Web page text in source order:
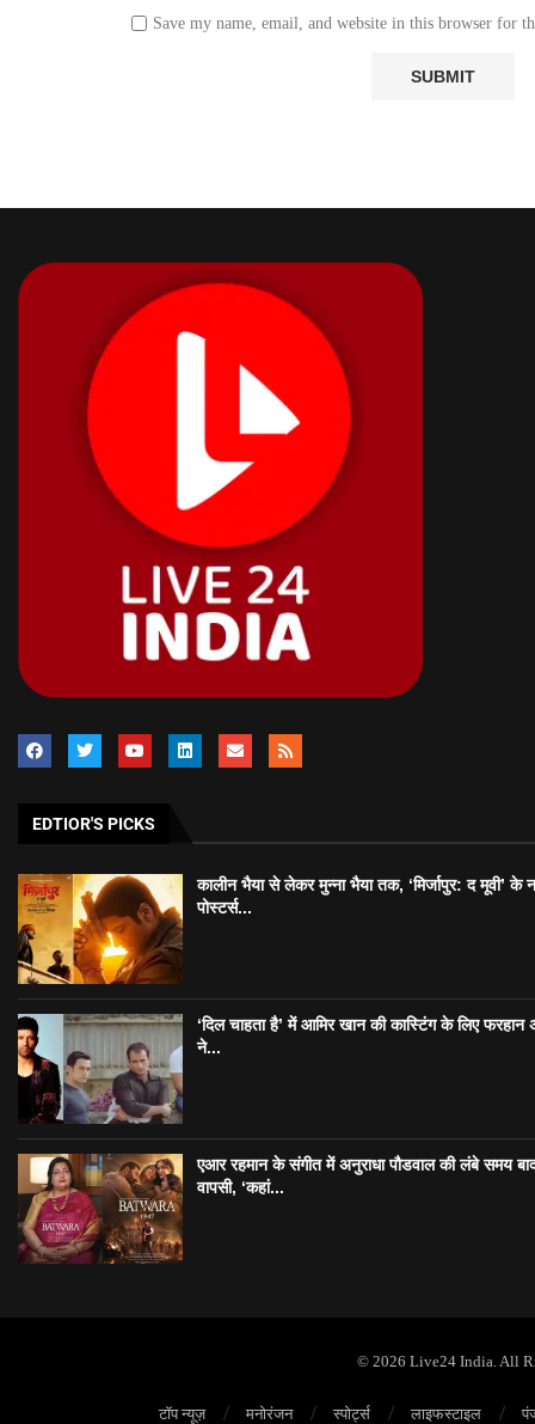
Save my name, email, and website in this browser for
EDTIOR'S PICKS
कालीन भैया से लेकर मुन्ना भैया तक, ‘मिर्जापुर: द मूवी’ के
पोस्टर्स...
‘दिल चाहता है’ में आमिर खान की कास्टिंग के लिए फरहान
ने...
एआर रहमान के संगीत में अनुराधा पौडवाल की लंबे समय
वापसी, ‘कहां...
© 2026 Live24 India. All
टॉप न्यूज़ मनोरंजन स्पोर्ट्स लाइफस्टाइल